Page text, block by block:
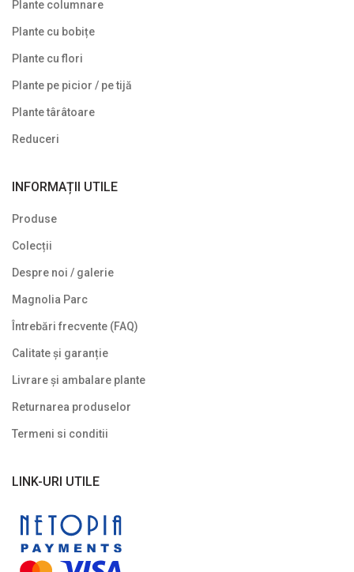
Plante columnare
Plante cu bobițe
Plante cu flori
Plante pe picior / pe tijă
Plante târâtoare
Reduceri
INFORMAȚII UTILE
Produse
Colecții
Despre noi / galerie
Magnolia Parc
Întrebări frecvente (FAQ)
Calitate și garanție
Livrare și ambalare plante
Returnarea produselor
Termeni si conditii
LINK-URI UTILE